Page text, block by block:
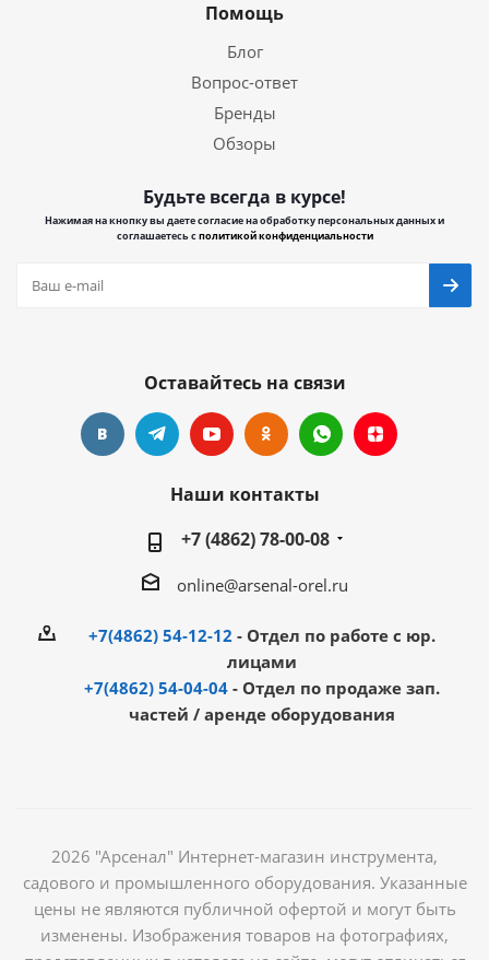
Помощь
Блог
Вопрос-ответ
Бренды
Обзоры
Будьте всегда в курсе!
Нажимая на кнопку вы даете согласие на обработку персональных данных и
соглашаетесь сполитикой конфиденциальности
Оставайтесь на связи
Наши контакты
+7 (4862) 78-00-08
online@arsenal-orel.ru
+7(4862) 54-12-12 - Отдел по работе с юр.
лицами
+7(4862) 54-04-04 - Отдел по продаже зап.
частей / аренде оборудования
2026 "Арсенал" Интернет-магазин инструмента,
садового и промышленного оборудования. Указанные
цены не являются публичной офертой и могут быть
изменены. Изображения товаров на фотографиях,